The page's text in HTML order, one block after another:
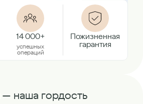
14 000+
успешных
операций
Пожизненная
гарантия
наша гордость